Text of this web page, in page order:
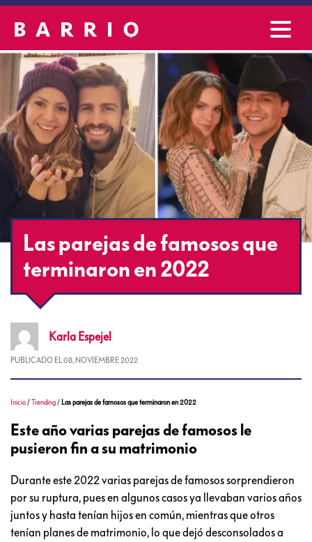
Las parejas de famosos que
terminaron en 2022
Karla Espejel
PUBLICADO EL 08, NOVIEMBRE 2022
Inicio /Trending / Las parejas de famosos que terminaron en 2022
Este año varias parejas de famosos le
pusieron fin a su matrimonio
Durante este 2022 varias parejas de famosos sorprendieron
por su ruptura, pues en algunos casos ya llevaban varios años
juntos y hasta tenían hijos en común, mientras que otros
tenían planes de matrimonio, lo que dejó desconsolados a